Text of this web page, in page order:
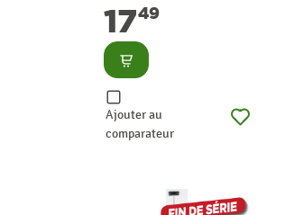
1749
Consulter
Ajouter au
comparateur